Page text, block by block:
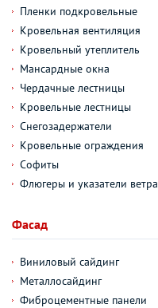
Пленки подкровельные
Кровельная вентиляция
Кровельный утеплитель
Мансардные окна
Чердачные лестницы
Кровельные лестницы
Снегозадержатели
Кровельные ограждения
Софиты
Флюгеры и указатели ветра
Фасад
Виниловый сайдинг
Металлосайдинг
Фиброцементные панели